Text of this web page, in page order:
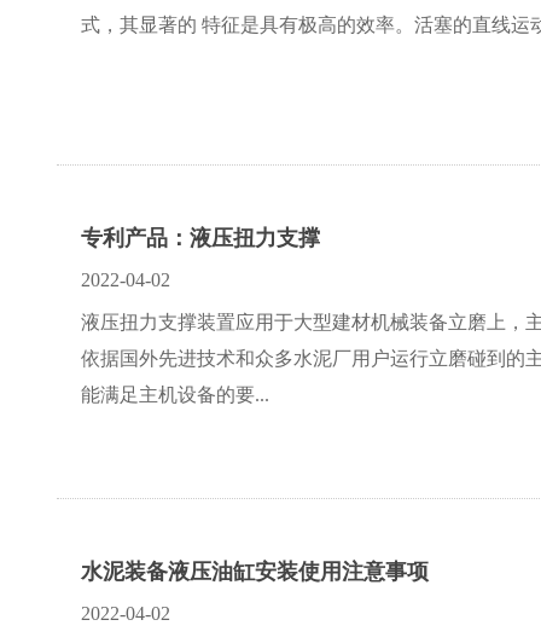
式，其显著的 特征是具有极高的效率。活塞的直线
专利产品：液压扭力支撑
2022-04-02
液压扭力支撑装置应用于大型建材机械装备立磨上，
依据国外先进技术和众多水泥厂用户运行立磨碰到的
能满足主机设备的要...
水泥装备液压油缸安装使用注意事项
2022-04-02